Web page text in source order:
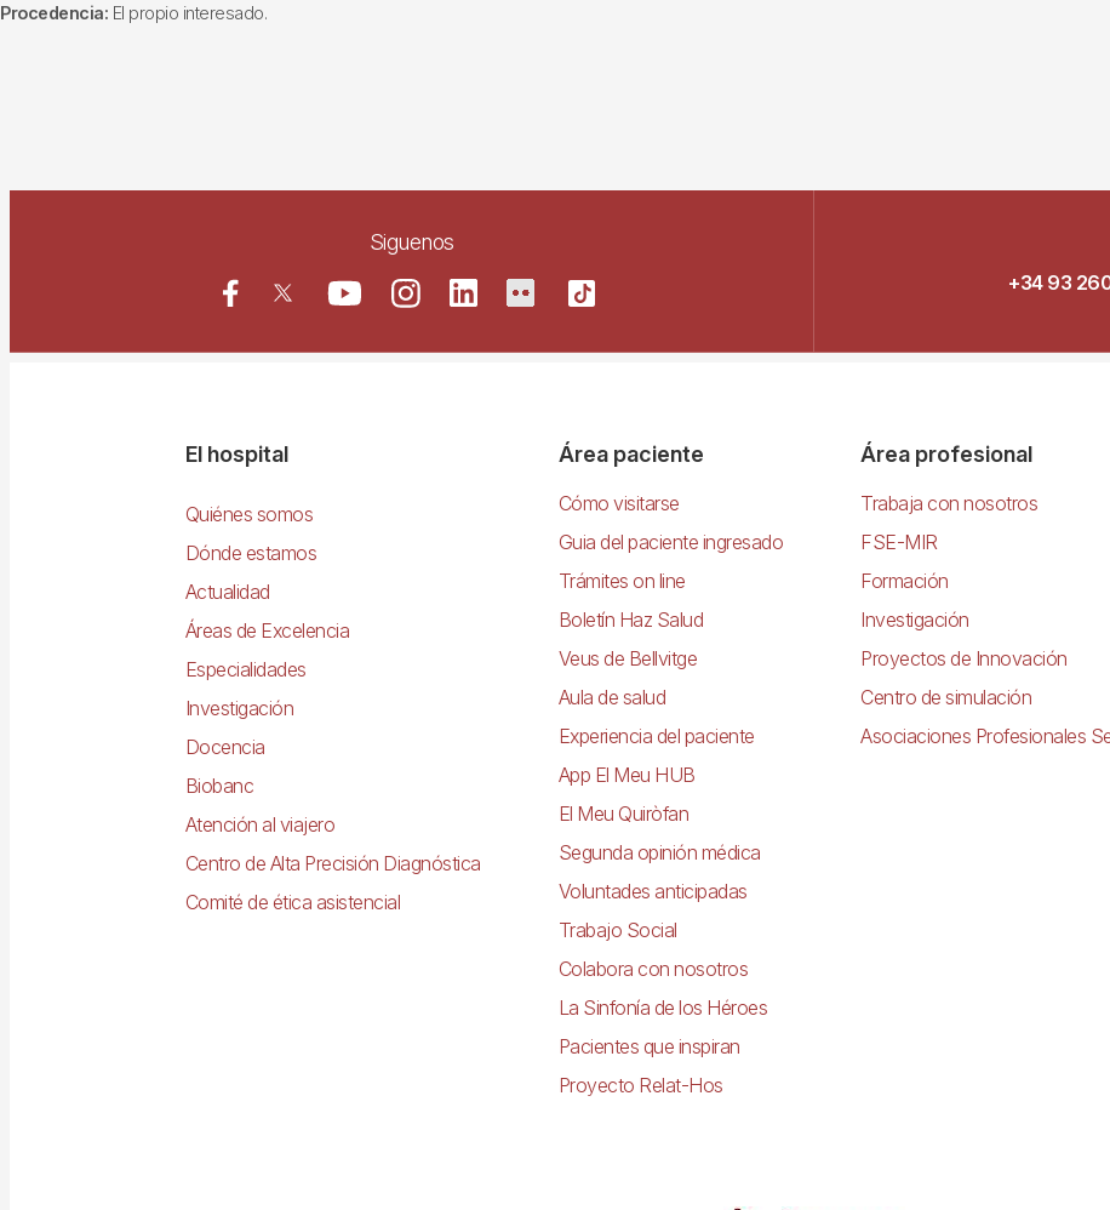
Procedencia: El propio interesado.
Siguenos
+34 93
NavegacióEl hospital
Quiénes somos
Dónde estamos
Actualidad
Áreas de Excelencia
Especialidades
Investigación
Docencia
Biobanc
Atención al viajero
Centro de Alta Precisión Diagnóstica
Comité de ética asistencial
Área paciente
Cómo visitarse
Guia del paciente ingresado
Trámites on line
Boletín Haz Salud
Veus de Bellvitge
Aula de salud
Experiencia del paciente
App El Meu HUB
El Meu Quiròfan
Segunda opinión médica
Voluntades anticipadas
Trabajo Social
Colabora con nosotros
La Sinfonía de los Héroes
Pacientes que inspiran
Proyecto Relat-Hos
Área profesional
Trabaja con nosotros
FSE-MIR
Formación
Investigación
Proyectos de Innovación
Centro de simulación
Asociaciones Profesionales